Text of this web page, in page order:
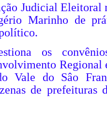
Judicial Eleitoral
Marinho de
os
Regional
Vale do Sâo
de prefeituras